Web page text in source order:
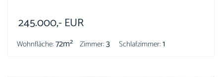
245.000,-EUR
Wohnfläche:72m² Zimmer:3 Schlafzimmer:1